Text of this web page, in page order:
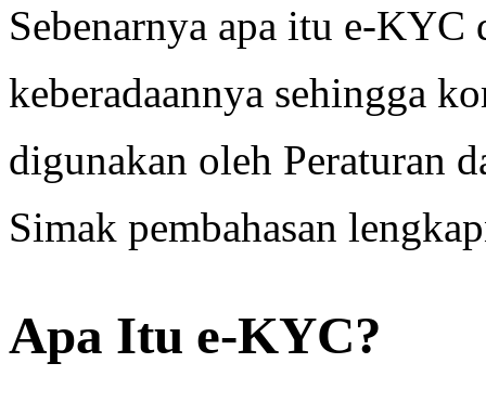
Sebenarnya apa itu e-KYC
keberadaannya sehingga
digunakan oleh Peraturan
Simak pembahasan
Apa Itu e-KYC?